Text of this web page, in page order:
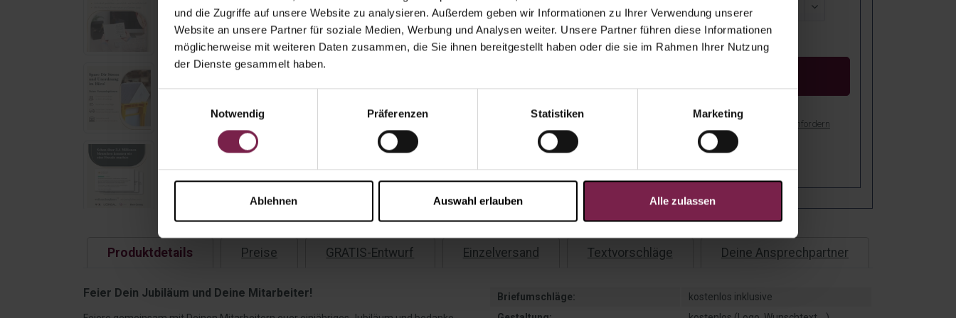
und die Zugriffe auf unsere Website zu analysieren. Außerdem geben wir Informationen zu Ihrer Verwendung unserer
Website an unsere Partner für soziale Medien, Werbung und Analysen weiter. Unsere Partner führen diese Informationen
möglicherweise mit weiteren Daten zusammen, die Sie ihnen bereitgestellt haben oder die sie im Rahmen Ihrer Nutzung
der Dienste gesammelt haben.
Notwendig
Präferenzen Statistiken Marketing
Ablehnen Auswahl erlauben Alle zulassen
Gesamtpreis:
Muster anfordern
Versandkostenfreie Lieferung nach Deutschland!
Produktdetails Preise GRATIS-Entwurf Einzelversand Textvorschläge Deine Ansprechpartner
Feier Dein Jubiläum und Deine Mitarbeiter! Briefumschläge:
kostenlos inklusive